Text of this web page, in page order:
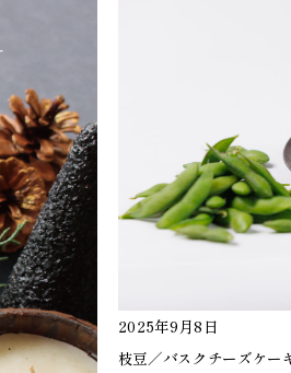
Top
Lineup
2025年9月8日
枝豆／バスクチーズケー